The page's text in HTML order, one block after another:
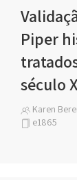
Piper
século
Karen
e1865